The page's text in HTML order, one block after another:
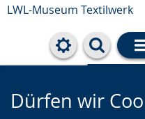
LWL-Museum Textilwerk
Cookie-
Dürfen wir